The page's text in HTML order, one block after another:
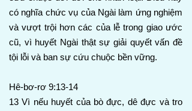
có nghĩa chức vụ của Ngài làm ứng nghiệm
và vượt trội hơn các của lễ trong giao ước
cũ, vì huyết Ngài thật sự giải quyết vấn đề
tội lỗi và ban sự cứu chuộc bền vững.
Hê-bơ-rơ 9:13-14
13 Vì nếu huyết của bò đực, dê đực và tro